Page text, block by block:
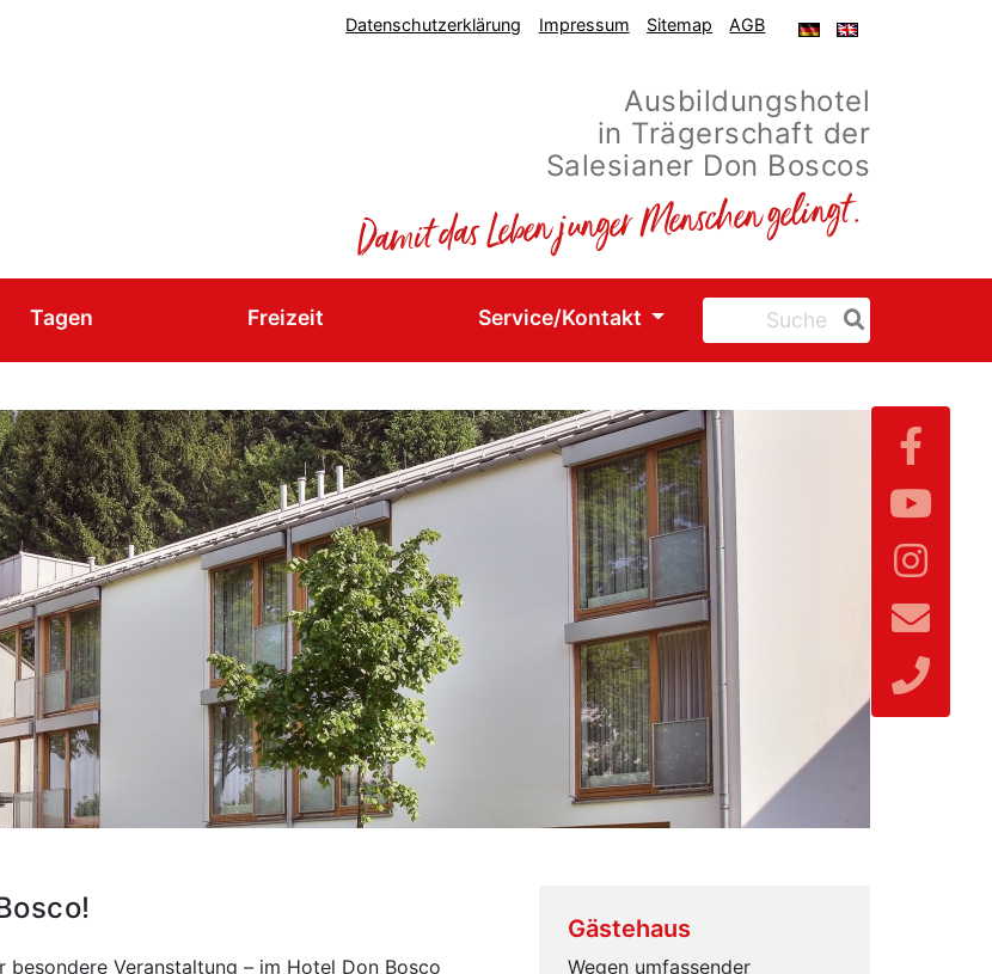
Datenschutzerklärung Impressum Sitemap AGB
ger-
eng-
Ausbildungshotel
in Trägerschaft der
Salesianer Don Boscos
Tagen Freizeit Service/Kontakt
Veranstaltung – im Hotel Don Bosco
Gästehaus
Wegen umfassender